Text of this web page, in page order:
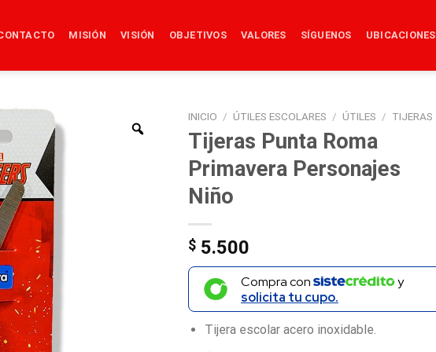
MISIÓN VISIÓN OBJETIVOS VALORES SÍGUENOS UBICACIONES
INICIO / ÚTILES ESCOLARES / ÚTILES / TIJERAS
Tijeras Punta Roma
Primavera Personajes
Niño
$ 5.500
Compra con
y
solicita tu cupo.
Tijera escolar acero inoxidable.